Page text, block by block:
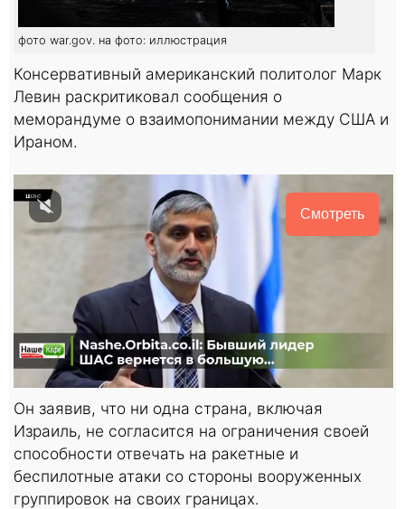
фото war.gov. на фото: иллюстрация
Консервативный американский политолог Марк
Левин раскритиковал сообщения о
меморандуме о взаимопонимании между США и
Ираном.
Смотреть
Он заявив, что ни одна страна, включая
Израиль, не согласится на ограничения своей
способности отвечать на ракетные и
беспилотные атаки со стороны вооруженных
группировок на своих границах.